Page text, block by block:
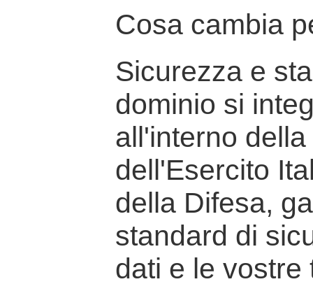
Cosa cambia
Sicurezza e
dominio si
all'interno
dell'Esercito
della Difesa,
standard di
dati e le vostre